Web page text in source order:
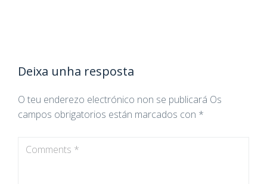
Deixa unha resposta
O teu enderezo electrónico non se publicará Os
campos obrigatorios están marcados con *